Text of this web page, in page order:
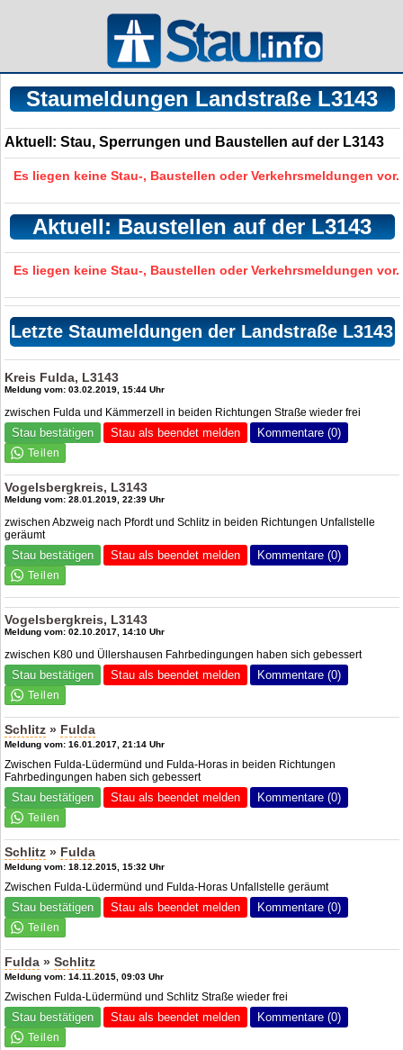
Staumeldungen Landstraße L3143
Aktuell: Stau, Sperrungen und Baustellen auf der L3143
Es liegen keine Stau-, Baustellen oder Verkehrsmeldungen vor.
Aktuell: Baustellen auf der L3143
Es liegen keine Stau-, Baustellen oder Verkehrsmeldungen vor.
Letzte Staumeldungen der Landstraße L3143
Kreis Fulda, L3143
Meldung vom: 03.02.2019, 15:44 Uhr
zwischen Fulda und Kämmerzell in beiden Richtungen Straße wieder frei
Stau bestätigen Stau als beendet melden Kommentare (0)
Vogelsbergkreis, L3143
Meldung vom: 28.01.2019, 22:39 Uhr
zwischen Abzweig nach Pfordt und Schlitz in beiden Richtungen Unfallstelle
geräumt
Stau bestätigen Stau als beendet melden Kommentare (0)
Vogelsbergkreis, L3143
Meldung vom: 02.10.2017, 14:10 Uhr
zwischen K80 und Üllershausen Fahrbedingungen haben sich gebessert
Stau bestätigen Stau als beendet melden Kommentare (0)
Schlitz » Fulda
Meldung vom: 16.01.2017, 21:14 Uhr
Zwischen Fulda-Lüdermünd und Fulda-Horas in beiden Richtungen
Fahrbedingungen haben sich gebessert
Stau bestätigen Stau als beendet melden Kommentare (0)
Schlitz » Fulda
Meldung vom: 18.12.2015, 15:32 Uhr
Zwischen Fulda-Lüdermünd und Fulda-Horas Unfallstelle geräumt
Stau bestätigen Stau als beendet melden Kommentare (0)
Fulda »Schlitz
Meldung vom: 14.11.2015, 09:03 Uhr
Zwischen Fulda-Lüdermünd und Schlitz Straße wieder frei
Stau bestätigen Stau als beendet melden Kommentare (0)